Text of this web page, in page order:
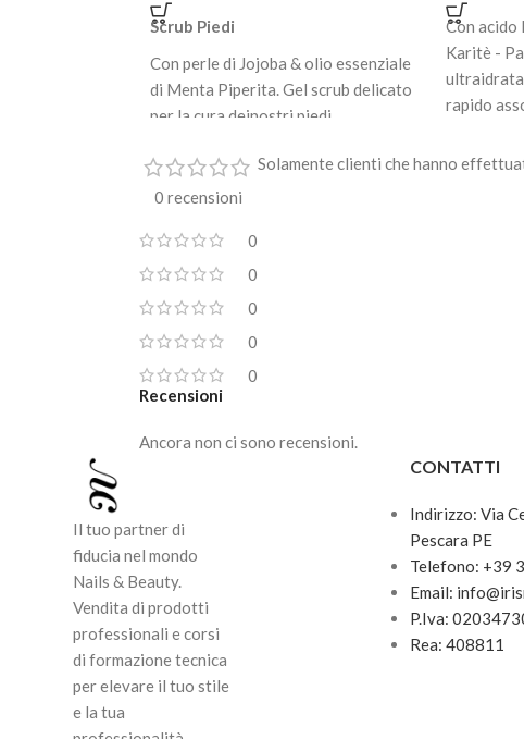
Scrub Piedi
Con perle di Jojoba & olio essenziale
di Menta Piperita. Gel scrub delicato
per la cura deinostri piedi.
tempo stesso ricca ed emolliente,
graziealla presenza di oli eudermici
Arricchito con perle di Jojoba,agisce
come agente esfoliante eliminando,
delicatamente, le cellule morte dalla
il rinnovamento cellulare.
Grazie alla presenza dell’olio
avvolto da una piacevole sensazione
Con
Karitè -
rapido
0 recensioni
0
0
0
0
0
Recensioni
Ancora non ci sono recensioni.
Solamente clienti che hanno
Il tuo partner di
fiducia nel mondo
Nails & Beauty.
Vendita di prodotti
professionali e corsi
di formazione tecnica
per elevare il tuo stile
e la tua
CONTATTI
Indirizzo: Via
Pescara PE
Telefono: +39
Email:
P.Iva:
Rea: 408811